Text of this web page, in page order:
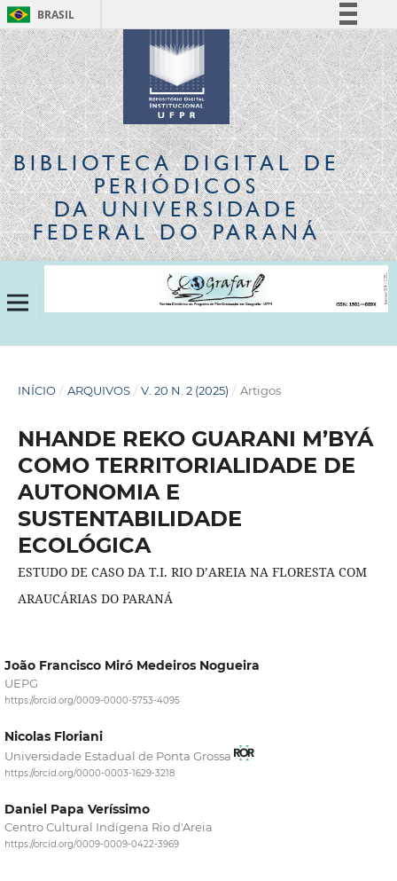
BRASIL
Simplifique!
Comunica BR
Participe
Acesso à informação
Legislação
Canais
BIBLIOTECA DIGITALDE
PERIÓDICOS
DA UNIVERSIDADE
FEDERAL DO PARANÁ
INÍCIO / ARQUIVOS / V. 20 N. 2 (2025) / Artigos
NHANDE REKO GUARANI M’BYÁ
COMO TERRITORIALIDADE DE
AUTONOMIA E
SUSTENTABILIDADE
ECOLÓGICA
ESTUDO DE CASO DA T.I. RIO D’AREIA NA FLORESTA COM
ARAUCÁRIAS DO PARANÁ
João Francisco Miró Medeiros Nogueira
UEPG
https://orcid.org/0009-0000-5753-4095
Nicolas Floriani
Universidade Estadual de Ponta Grossa
https://orcid.org/0000-0003-1629-3218
Daniel Papa Veríssimo
Centro Cultural Indígena Rio d'Areia
https://orcid.org/0009-0009-0422-3969